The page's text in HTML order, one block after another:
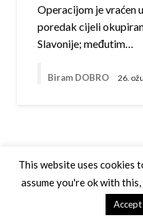
Operacijom je vraćen
poredak cijeli
Slavonije; međutim…
Biram DOBRO 26.
Theme
This website uses cookies
assume you're ok with
Accept